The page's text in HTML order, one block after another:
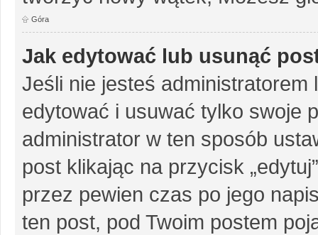
Góra
Jak edytować lub usunąć
Jeśli nie jesteś
edytować i usuwać tylko swoje
administrator w ten sposób
post klikając na przycisk
przez pewien czas po jego
ten post, pod Twoim postem